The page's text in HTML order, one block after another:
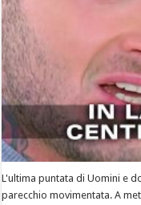
L'ultima puntata di Uomini e
parecchio movimentata. A